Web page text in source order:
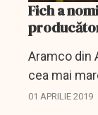
Fich a
Aramco din
cea mai
depăşind
01 APRILIE 2019